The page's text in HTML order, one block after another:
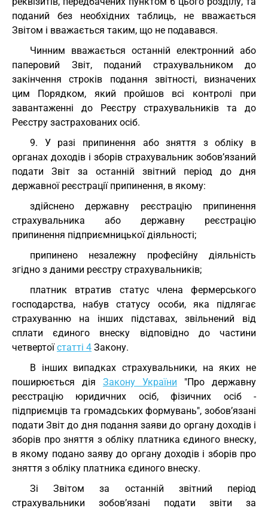
поданий без необхідних таблиць, не вважається
Звітом і вважається таким, що не подавався.
Чинним вважається останній електронний або
паперовий Звіт, поданий страхувальником до
закінчення строків подання звітності, визначених
цим Порядком, який пройшов всі контролі при
завантаженні до Реєстру страхувальників та до
Реєстру застрахованих осіб.
9. У разі припинення або зняття з обліку в
органах доходів і зборів страхувальник зобов’язаний
подати Звіт за останній звітний період до дня
державної реєстрації припинення, в якому:
здійснено державну реєстрацію припинення
страхувальника або державну реєстрацію
припинення підприємницької діяльності;
припинено незалежну професійну діяльність
згідно з даними реєстру страхувальників;
платник втратив статус члена фермерського
господарства, набув статусу особи, яка підлягає
страхуванню на інших підставах, звільнений від
сплати єдиного внеску відповідно до частини
четвертоїстатті 4 Закону.
В інших випадках страхувальники, на яких не
поширюється дія Закону України "Про державну
реєстрацію юридичних осіб, фізичних осіб -
підприємців та громадських формувань", зобов’язані
подати Звіт до дня подання заяви до органу доходів і
зборів про зняття з обліку платника єдиного внеску,
в якому подано заяву до органу доходів і зборів про
зняття з обліку платника єдиного внеску.
Зі Звітом за останній звітний період
страхувальники зобов’язані подати звіти за